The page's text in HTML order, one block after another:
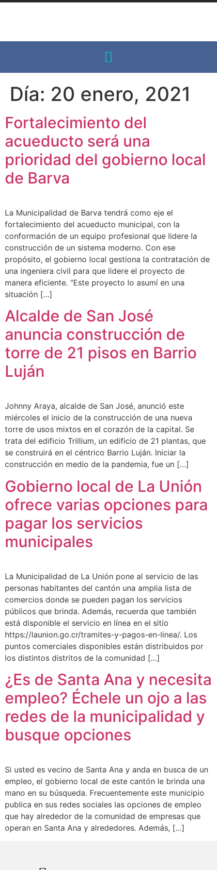
Día: 20 enero, 2021
Fortalecimiento del
acueducto será una
prioridad del gobierno local
de Barva
La Municipalidad de Barva tendrá como eje el
fortalecimiento del acueducto municipal, con la
conformación de un equipo profesional que lidere la
construcción de un sistema moderno. Con ese
propósito, el gobierno local gestiona la contratación de
una ingeniera civil para que lidere el proyecto de
manera eficiente. “Este proyecto lo asumí en una
situación […]
Alcalde de San José
anuncia construcción de
torre de 21 pisos en Barrio
Luján
Johnny Araya, alcalde de San José, anunció este
miércoles el inicio de la construcción de una nueva
torre de usos mixtos en el corazón de la capital. Se
trata del edificio Trillium, un edificio de 21 plantas, que
se construirá en el céntrico Barrio Luján. Iniciar la
construcción en medio de la pandemia, fue un […]
Gobierno local de La Unión
ofrece varias opciones para
pagar los servicios
municipales
La Municipalidad de La Unión pone al servicio de las
personas habitantes del cantón una amplia lista de
comercios donde se pueden pagan los servicios
públicos que brinda. Además, recuerda que también
está disponible el servicio en línea en el sitio
https://launion.go.cr/tramites-y-pagos-en-linea/. Los
puntos comerciales disponibles están distribuidos por
los distintos distritos de la comunidad […]
¿Es de Santa Ana y necesita
empleo? Échele un ojo a las
redes de la municipalidad y
busque opciones
Si usted es vecino de Santa Ana y anda en busca de un
empleo, el gobierno local de este cantón le brinda una
mano en su búsqueda. Frecuentemente este municipio
publica en sus redes sociales las opciones de empleo
que hay alrededor de la comunidad de empresas que
operan en Santa Ana y alrededores. Además, […]